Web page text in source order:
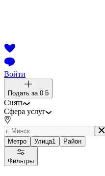
Войти
Подать за 0 ƃ
Снять
Сфера услуг
Метро Улица1 Район
Фильтры